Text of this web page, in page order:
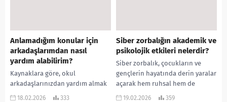
Anlamadığım konular için
arkadaşlarımdan nasıl
yardım alabilirim?
Kaynaklara göre, okul
arkadaşlarınızdan yardım almak
sadece sosyal bir etkileşim değil,
18.02.2026 333
Siber zorbalığın akademik ve
psikolojik etkileri nelerdir?
Siber zorbalık, çocukların ve
gençlerin hayatında derin yaralar
açarak hem ruhsal hem de
eğitimsel süreçlerini ciddi
19.02.2026 359